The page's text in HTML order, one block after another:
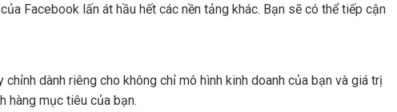
Facebook lấn át hầu hết các nền tảng khác. Bạn sẽ có thể tiếp cận
dành riêng cho không chỉ mô hình kinh doanh của bạn và giá trị
hàng mục tiêu của bạn.